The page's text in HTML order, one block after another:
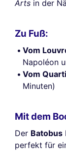
Arts in der
Zu Fuß:
Vom
Napoléon
Vom
Minuten)
Mit dem
Der Batobus
perfekt für